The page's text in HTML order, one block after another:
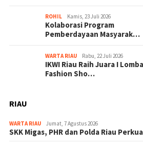
ROHIL Kamis, 23 Juli 2026
Kolaborasi Program
Pemberdayaan Masyarak…
WARTA RIAU Rabu, 22 Juli 2026
IKWI Riau Raih Juara I Lomba
Fashion Sho…
RIAU
WARTA RIAU Jumat, 7 Agustus 2026
SKK Migas, PHR dan Polda Riau